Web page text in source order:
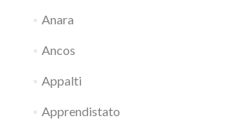
Anara
Ancos
Appalti
Apprendistato